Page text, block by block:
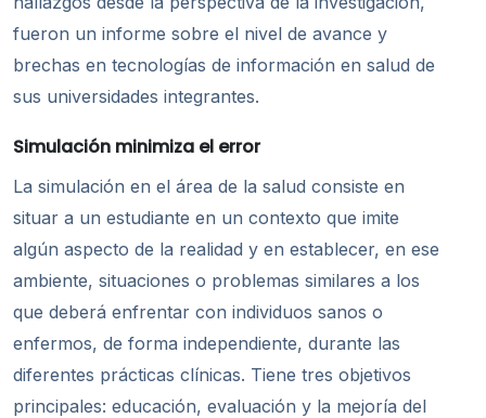
fueron un informe sobre el nivel de avance y
brechas en tecnologías de información en salud de
sus universidades integrantes.
Simulación minimiza el error
La simulación en el área de la salud consiste en
situar a un estudiante en un contexto que imite
algún aspecto de la realidad y en establecer, en ese
ambiente, situaciones o problemas similares a los
que deberá enfrentar con individuos sanos o
enfermos, de forma independiente, durante las
diferentes prácticas clínicas. Tiene tres objetivos
principales: educación, evaluación y la mejoría del